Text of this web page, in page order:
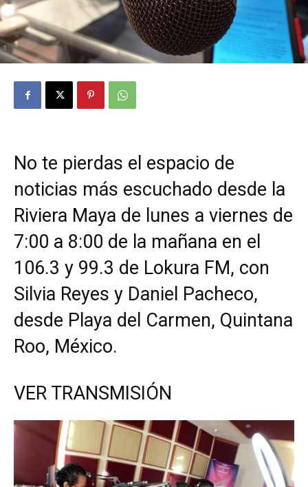
No te pierdas el espacio de
noticias más escuchado desde la
Riviera Maya de lunes a viernes de
7:00 a 8:00 de la mañana en el
106.3 y 99.3 de Lokura FM, con
Silvia Reyes y Daniel Pacheco,
desde Playa del Carmen, Quintana
Roo, México.
VER TRANSMISIÓN